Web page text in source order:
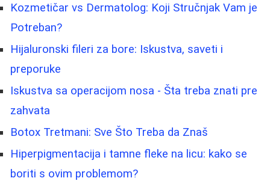
Kozmetičar vs Dermatolog: Koji Stručnjak Vam je
Potreban?
Hijaluronski fileri za bore: Iskustva, saveti i
preporuke
Iskustva sa operacijom nosa - Šta treba znati pre
zahvata
Botox Tretmani: Sve Što Treba da Znaš
Hiperpigmentacija i tamne fleke na licu: kako se
boriti s ovim problemom?